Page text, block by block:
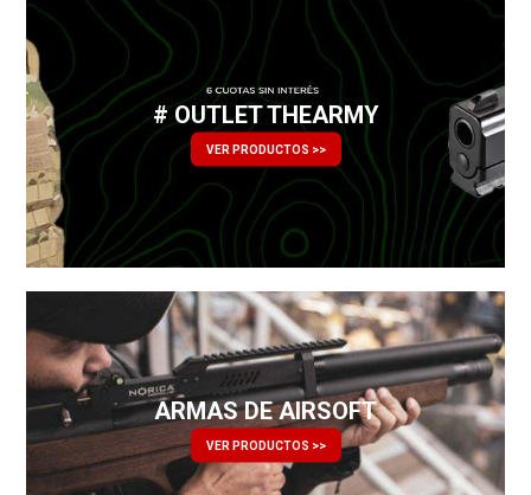
# OUTLET THEARMY
VER PRODUCTOS >>
ARMAS DE AIRSOFT
VER PRODUCTOS >>